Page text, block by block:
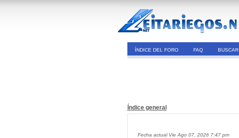
ÍNDICE DEL FORO FAQ BUSCAR
Índice general
Fecha actual Vie Ago 07, 2026 7:47 pm